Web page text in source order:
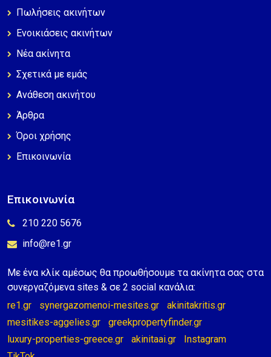
Πωλήσεις ακινήτων
Ενοικιάσεις ακινήτων
Νέα ακίνητα
Σχετικά με εμάς
Ανάθεση ακινήτου
Άρθρα
Όροι χρήσης
Επικοινωνία
Επικοινωνία
210 220 5676
info@re1.gr
Με ένα κλίκ αμέσως θα προωθήσουμε τα ακίνητα σας στα
συνεργαζόμενα sites & σε 2 social κανάλια:
re1.gr
synergazomenoi-mesites.gr
akinitakritis.gr
mesitikes-aggelies.gr
greekpropertyfinder.gr
luxury-properties-greece.gr
akinitaai.gr
Instagram